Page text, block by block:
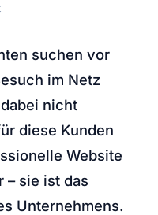
suchen vor
im Netz
nicht
diese Kunden
Website
– sie ist das
Unternehmens.